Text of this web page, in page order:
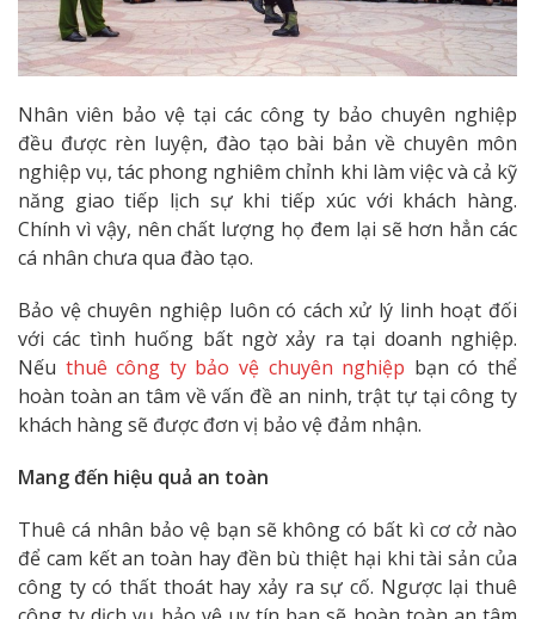
Nhân viên bảo vệ tại các công ty bảo chuyên nghiệp
đều được rèn luyện, đào tạo bài bản về chuyên môn
nghiệp vụ, tác phong nghiêm chỉnh khi làm việc và cả kỹ
năng giao tiếp lịch sự khi tiếp xúc với khách hàng.
Chính vì vậy, nên chất lượng họ đem lại sẽ hơn hẳn các
cá nhân chưa qua đào tạo.
Bảo vệ chuyên nghiệp luôn có cách xử lý linh hoạt đối
với các tình huống bất ngờ xảy ra tại doanh nghiệp.
Nếu thuê công ty bảo vệ chuyên nghiệp bạn có thể
hoàn toàn an tâm về vấn đề an ninh, trật tự tại công ty
khách hàng sẽ được đơn vị bảo vệ đảm nhận.
Mang đến hiệu quả an toàn
Thuê cá nhân bảo vệ bạn sẽ không có bất kì cơ cở nào
để cam kết an toàn hay đền bù thiệt hại khi tài sản của
công ty có thất thoát hay xảy ra sự cố. Ngược lại thuê